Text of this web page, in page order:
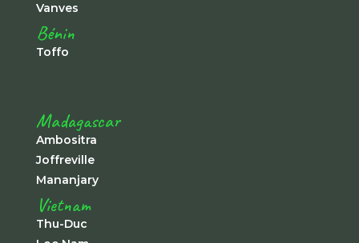
Vanves
Bénin
Toffo
Madagascar
Ambositra
Joffreville
Mananjary
Vietnam
Thu-Duc